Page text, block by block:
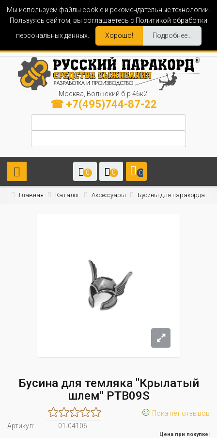
Мы используем файлы cookie и рекомендательные технологии.
Пользуясь сайтом, вы соглашаетесь с Политикой обработки
персональных данных.
Хорошо! Подробнее...
Москва, Волжский б-р 46к2
☎ +7(495)744-87-22
0 0 0
Главная Каталог Аксессуары Бусины для паракорда
Бусина для темляка "Крылатый
шлем" PTB09S
☺ Пока нет отзывов
Артикул:
01-04106
Цена при покупке: